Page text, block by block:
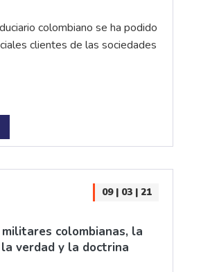
colombiano se ha podido
clientes de las sociedades
09 | 03 | 21
colombianas, la
la verdad y la doctrina